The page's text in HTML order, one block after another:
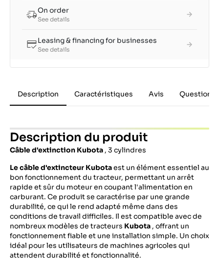
On order
See details
Leasing & financing for businesses
See details
Description Caractéristiques Avis Questions
Description du produit
Câble d'extinction Kubota , 3 cylindres
Le câble d'extincteur Kubotaest un élément essentiel au
bon fonctionnement du tracteur, permettant un arrêt
rapide et sûr du moteur en coupant l'alimentation en
carburant. Ce produit se caractérise par une grande
durabilité, ce qui le rend adapté même dans des
conditions de travail difficiles. Il est compatible avec de
nombreux modèles de tracteurs Kubota , offrant un
fonctionnement fiable et une installation simple. Un choix
idéal pour les utilisateurs de machines agricoles qui
attendent durabilité et fonctionnalité.